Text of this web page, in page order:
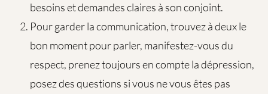
besoins et demandes claires à son conjoint.
Pour garder la communication, trouvez à deux le
bon moment pour parler, manifestez-vous du
respect, prenez toujours en compte la dépression,
posez des questions si vous ne vous êtes pas